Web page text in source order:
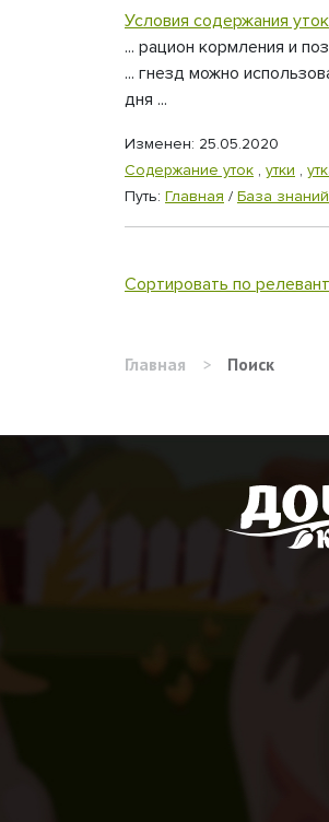
Условия содержания уток
... рацион кормления и
... гнезд можно
дня ...
Изменен: 25.05.2020
Содержание уток , утки ,
Путь: Главная / База знаний
Сортировать по
Главная > Поиск